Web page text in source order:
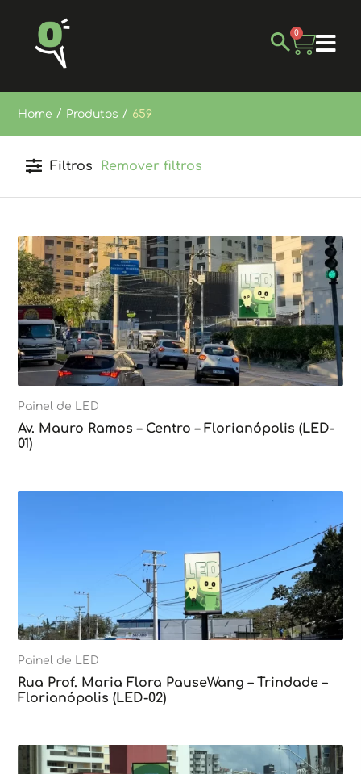
0
Home / Produtos / 659
Filtros Remover filtros
Painel de LED
Av. Mauro Ramos – Centro – Florianópolis (LED-
01)
Painel de LED
Rua Prof. Maria Flora PauseWang – Trindade –
Florianópolis (LED-02)